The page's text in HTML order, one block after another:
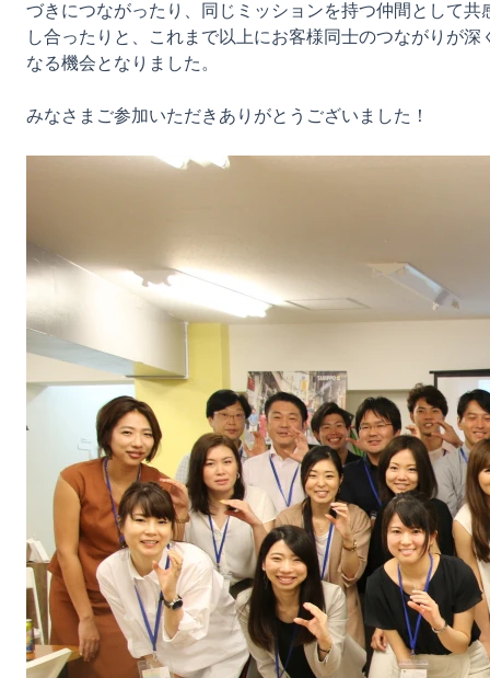
づきにつながったり、同じミッションを持つ仲間として共
し合ったりと、これまで以上にお客様同士のつながりが深
なる機会となりました。
みなさまご参加いただきありがとうございました！